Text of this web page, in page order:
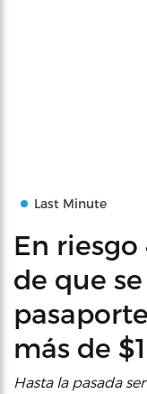
Last Minute
En
de que
más de
Hasta la pasada